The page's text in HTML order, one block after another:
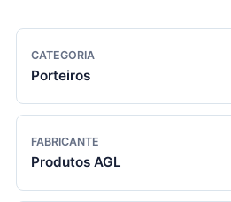
CATEGORIA
Porteiros
FABRICANTE
Produtos AGL